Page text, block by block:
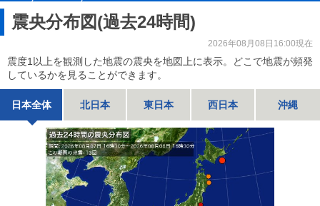
震央分布図(過去24時間)
2026年08月08日16:00現在
震度1以上を観測した地震の震央を地図上に表示。どこで地震が頻発
しているかを見ることができます。
日本全体 北日本 東日本 西日本 沖縄